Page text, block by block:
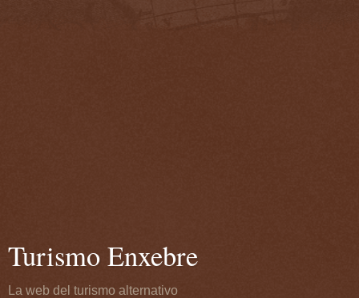
Turismo Enxebre
La web del turismo alternativo